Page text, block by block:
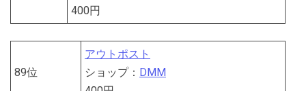
400円
89位
アウトポスト
ショップ： DMM